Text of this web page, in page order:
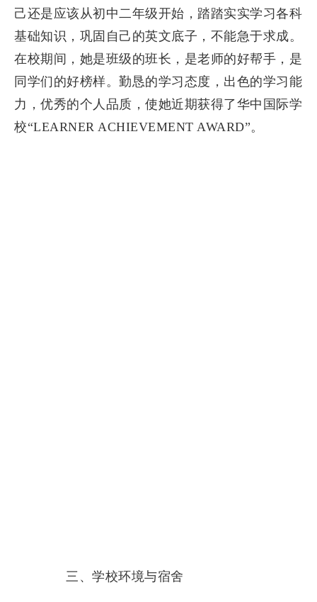
己还是应该从初中二年级开始，踏踏实实学习各科
基础知识，巩固自己的英文底子，不能急于求成。
在校期间，她是班级的班长，是老师的好帮手，是
同学们的好榜样。勤恳的学习态度，出色的学习能
力，优秀的个人品质，使她近期获得了华中国际学
校“LEARNER ACHIEVEMENT AWARD”。
三、学校环境与宿舍